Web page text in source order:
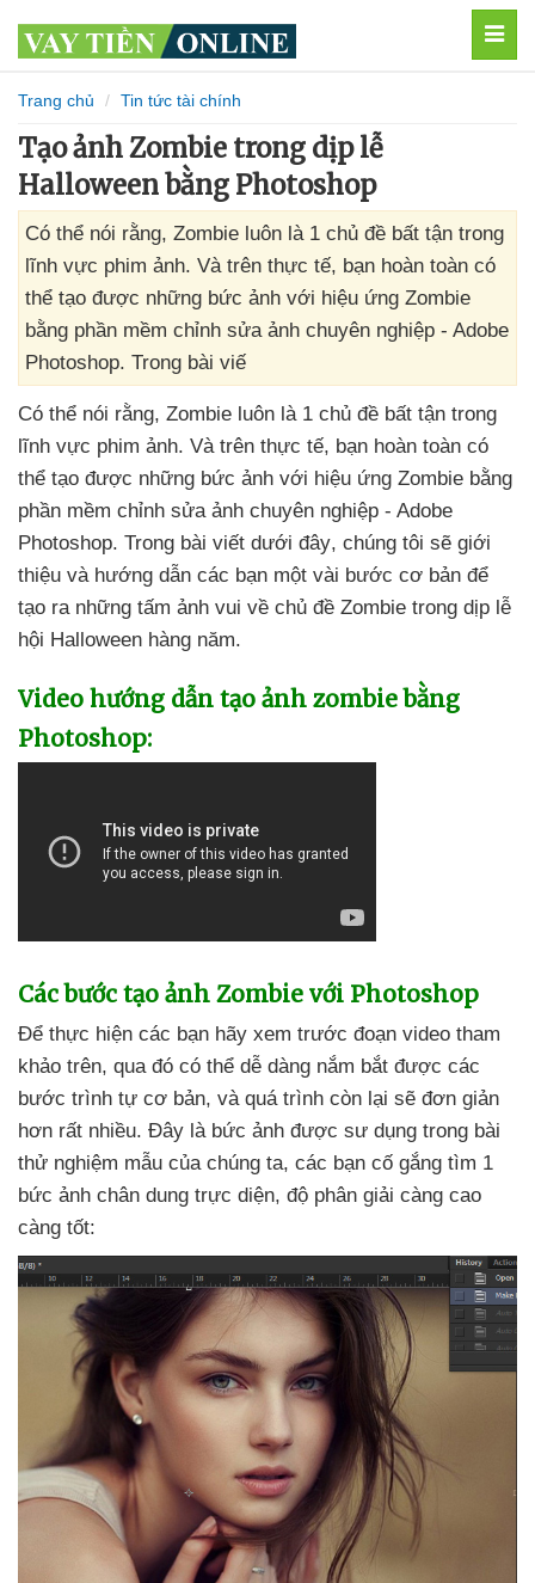
Trang chủ Tin tức tài chính
Tạo ảnh Zombie trong dịp lễ
Halloween bằng Photoshop
Có thể nói rằng, Zombie luôn là 1 chủ đề bất tận trong
lĩnh vực phim ảnh. Và trên thực tế, bạn hoàn toàn có
thể tạo được những bức ảnh với hiệu ứng Zombie
bằng phần mềm chỉnh sửa ảnh chuyên nghiệp - Adobe
Photoshop. Trong bài viế
Có thể nói rằng, Zombie luôn là 1 chủ đề bất tận trong
lĩnh vực phim ảnh. Và trên thực tế, bạn hoàn toàn có
thể tạo được những bức ảnh với hiệu ứng Zombie bằng
phần mềm chỉnh sửa ảnh chuyên nghiệp - Adobe
Photoshop. Trong bài viết dưới đây, chúng tôi sẽ giới
thiệu và hướng dẫn các bạn một vài bước cơ bản để
tạo ra những tấm ảnh vui về chủ đề Zombie trong dịp lễ
hội Halloween hàng năm.
Video hướng dẫn tạo ảnh zombie bằng
Photoshop:
Các bước tạo ảnh Zombie với Photoshop
Để thực hiện các bạn hãy xem trước đoạn video tham
khảo trên, qua đó có thể dễ dàng nắm bắt được các
bước trình tự cơ bản, và quá trình còn lại sẽ đơn giản
hơn rất nhiều. Đây là bức ảnh được sư dụng trong bài
thử nghiệm mẫu của chúng ta, các bạn cố gắng tìm 1
bức ảnh chân dung trực diện, độ phân giải càng cao
càng tốt: